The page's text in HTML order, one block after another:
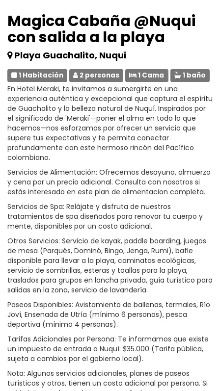
Magica Cabaña @Nuqui
con salida a la playa
Playa Guachalito, Nuqui
1 Habitación 2 personas 1 Cama 1 baño
En Hotel Meraki, te invitamos a sumergirte en una
experiencia auténtica y excepcional que captura el espíritu
de Guachalito y la belleza natural de Nuquí. Inspirados por
el significado de 'Meraki'—poner el alma en todo lo que
hacemos—nos esforzamos por ofrecer un servicio que
supere tus expectativas y te permita conectar
profundamente con este hermoso rincón del Pacífico
colombiano.
Servicios de Alimentación: Ofrecemos desayuno, almuerzo
y cena por un precio adicional. Consulta con nosotros si
estás interesado en este plan de alimentacion completa.
Servicios de Spa: Relájate y disfruta de nuestros
tratamientos de spa diseñados para renovar tu cuerpo y
mente, disponibles por un costo adicional.
Otros Servicios: Servicio de kayak, paddle boarding, juegos
de mesa (Parqués, Dominó, Bingo, Jenga, Rumi), bafle
disponible para llevar a la playa, caminatas ecológicas,
servicio de sombrillas, esteras y toallas para la playa,
traslados para grupos en lancha privada, guía turístico para
salidas en la zona, servicio de lavandería.
Paseos Disponibles: Avistamiento de ballenas, termales, Río
Joví, Ensenada de Utría (mínimo 6 personas), pesca
deportiva (mínimo 4 personas).
Tarifas Adicionales por Persona: Te informamos que existe
un impuesto de entrada a Nuquí: $35.000 (Tarifa pública,
sujeta a cambios por el gobierno local).
Nota: Algunos servicios adicionales, planes de paseos
turísticos y otros, tienen un costo adicional por persona. Si